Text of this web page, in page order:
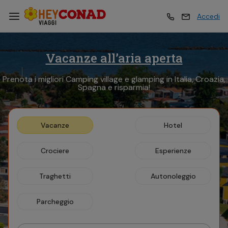
Vacanze
Esperienze
Hotel
Traghetti
Accedi
Vacanze
Esperienze
Hotel
Traghetti
Vacanze all’aria aperta
Prenota i migliori Camping village e glamping in Italia, Croazia,
Spagna e risparmia!
Vacanze Hotel
Crociere Esperienze
Traghetti Autonoleggio
Parcheggio